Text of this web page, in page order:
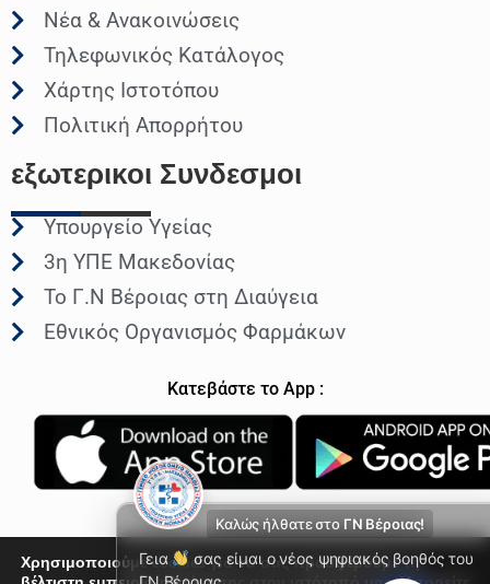
Νέα & Ανακοινώσεις
Τηλεφωνικός Κατάλογος
Χάρτης Ιστοτόπου
Πολιτική Απορρήτου
εξωτερικοι Συνδεσμοι
Υπουργείο Υγείας
3η ΥΠΕ Μακεδονίας
Το Γ.Ν Βέροιας στη Διαύγεια
Εθνικός Οργανισμός Φαρμάκων
Κατεβάστε το App :
Καλώς ήλθατε στο ΓΝ Βέροιας!
Γεια
σας είμαι ο νέος ψηφιακός βοηθός του
Χρησιμοποιούμε cookies για να σας προσφέρουμε τη